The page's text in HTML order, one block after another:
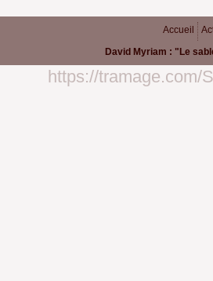
Accueil
David Myriam : "Le
https://tramage.com/